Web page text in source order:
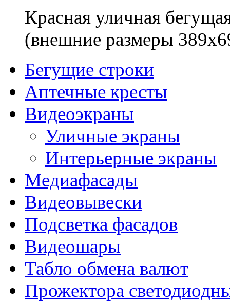
Красная уличная
(внешние размеры
Бегущие строки
Аптечные кресты
Видеоэкраны
Уличные экраны
Интерьерные экраны
Медиафасады
Видеовывески
Подсветка фасадов
Видеошары
Табло обмена валют
Прожектора